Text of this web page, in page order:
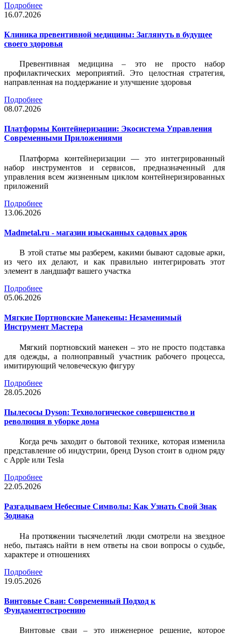
Подробнее
16.07.2026
Клиника превентивной медицины: Заглянуть в будущее
своего здоровья
Превентивная медицина – это не просто набор
профилактических мероприятий. Это целостная стратегия,
направленная на поддержание и улучшение здоровья
Подробнее
08.07.2026
Платформы Контейнеризации: Экосистема Управления
Современными Приложениями
Платформа контейнеризации — это интегрированный
набор инструментов и сервисов, предназначенный для
управления всем жизненным циклом контейнеризированных
приложений
Подробнее
13.06.2026
Madmetal.ru - магазин изысканных садовых арок
В этой статье мы разберем, какими бывают садовые арки,
из чего их делают, и как правильно интегрировать этот
элемент в ландшафт вашего участка
Подробнее
05.06.2026
Мягкие Портновские Манекены: Незаменимый
Инструмент Мастера
Мягкий портновский манекен – это не просто подставка
для одежды, а полноправный участник рабочего процесса,
имитирующий человеческую фигуру
Подробнее
28.05.2026
Пылесосы Dyson: Технологическое совершенство и
революция в уборке дома
Когда речь заходит о бытовой технике, которая изменила
представление об индустрии, бренд Dyson стоит в одном ряду
с Apple или Tesla
Подробнее
22.05.2026
Разгадываем Небесные Символы: Как Узнать Свой Знак
Зодиака
На протяжении тысячелетий люди смотрели на звездное
небо, пытаясь найти в нем ответы на свои вопросы о судьбе,
характере и отношениях
Подробнее
19.05.2026
Винтовые Сваи: Современный Подход к
Фундаментостроению
Винтовые сваи – это инженерное решение, которое